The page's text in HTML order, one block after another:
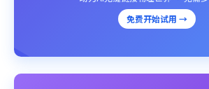
免费开始试用 →